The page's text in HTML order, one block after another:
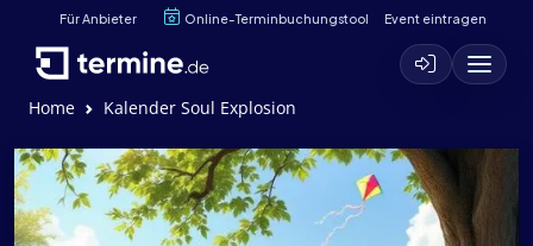
Für Anbieter Online-Terminbuchungstool Event eintragen
Home Kalender Soul Explosion